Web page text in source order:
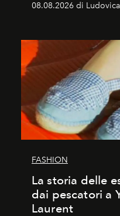
08.08.2026 di
FASHION
La storia delle
dai pescatori a
Laurent